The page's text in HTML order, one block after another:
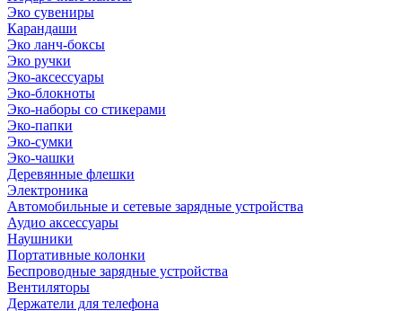
Эко сувениры
Карандаши
Эко ланч-боксы
Эко ручки
Эко-аксессуары
Эко-блокноты
Эко-наборы со стикерами
Эко-папки
Эко-сумки
Эко-чашки
Деревянные флешки
Электроника
Автомобильные и сетевые зарядные устройства
Аудио аксессуары
Наушники
Портативные колонки
Беспроводные зарядные устройства
Вентиляторы
Держатели для телефона